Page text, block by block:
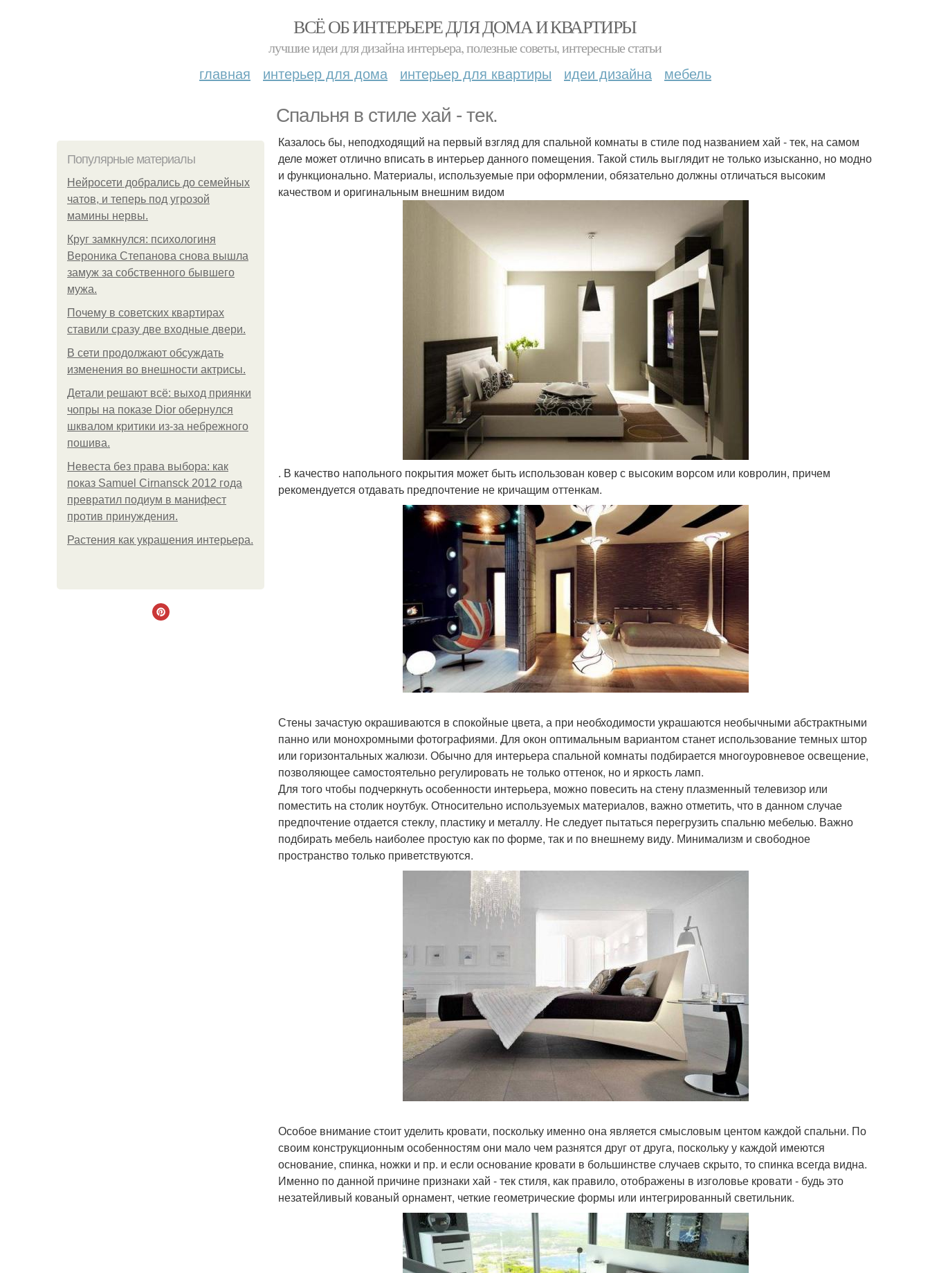
ВСЁ ОБ ИНТЕРЬЕРЕ ДЛЯ ДОМА И КВАРТИРЫ
лучшие идеи для дизайна интерьера, полезные советы, интересные статьи
главная интерьер для дома интерьер для квартиры идеи дизайна мебель
Спальня в стиле хай - тек.
Популярные материалы
Нейросети добрались до семейных
чатов, и теперь под угрозой
мамины нервы.
Круг замкнулся: психологиня
Вероника Степанова снова вышла
замуж за собственного бывшего
мужа.
Почему в советских квартирах
ставили сразу две входные двери.
В сети продолжают обсуждать
изменения во внешности актрисы.
Детали решают всё: выход приянки
чопры на показе Dior обернулся
шквалом критики из-за небрежного
пошива.
Невеста без права выбора: как
показ Samuel Cirnansck 2012 года
превратил подиум в манифест
против принуждения.
Растения как украшения интерьера.
Казалось бы, неподходящий на первый взгляд для спальной комнаты в стиле под названием хай - тек, на самом
деле может отлично вписать в интерьер данного помещения. Такой стиль выглядит не только изысканно, но модно
и функционально. Материалы, используемые при оформлении, обязательно должны отличаться высоким
качеством и оригинальным внешним видом
. В качество напольного покрытия может быть использован ковер с высоким ворсом или ковролин, причем
рекомендуется отдавать предпочтение не кричащим оттенкам.
Стены зачастую окрашиваются в спокойные цвета, а при необходимости украшаются необычными абстрактными
панно или монохромными фотографиями. Для окон оптимальным вариантом станет использование темных штор
или горизонтальных жалюзи. Обычно для интерьера спальной комнаты подбирается многоуровневое освещение,
позволяющее самостоятельно регулировать не только оттенок, но и яркость ламп.
Для того чтобы подчеркнуть особенности интерьера, можно повесить на стену плазменный телевизор или
поместить на столик ноутбук. Относительно используемых материалов, важно отметить, что в данном случае
предпочтение отдается стеклу, пластику и металлу. Не следует пытаться перегрузить спальню мебелью. Важно
подбирать мебель наиболее простую как по форме, так и по внешнему виду. Минимализм и свободное
пространство только приветствуются.
Особое внимание стоит уделить кровати, поскольку именно она является смысловым центом каждой спальни. По
своим конструкционным особенностям они мало чем разнятся друг от друга, поскольку у каждой имеются
основание, спинка, ножки и пр. и если основание кровати в большинстве случаев скрыто, то спинка всегда видна.
Именно по данной причине признаки хай - тек стиля, как правило, отображены в изголовье кровати - будь это
незатейливый кованый орнамент, четкие геометрические формы или интегрированный светильник.